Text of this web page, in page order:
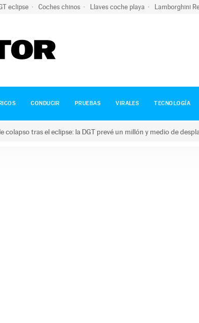
eclipse Coches chinos Llaves coche playa Lamborghini
CONDUCIR PRUEBAS VIRALES TECNOLOGÍA
colapso tras el eclipse: la DGT prevé un millón y medio de